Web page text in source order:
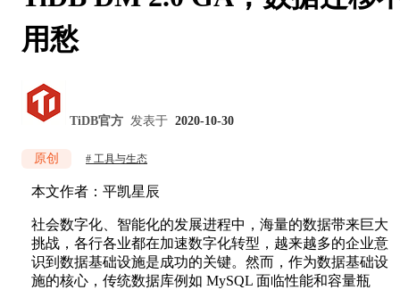
用愁
TiDB官方 发表于 2020-10-30
原创 工具与生态
本文作者：平凯星辰
社会数字化、智能化的发展进程中，海量的数据带来巨大
挑战，各行各业都在加速数字化转型，越来越多的企业意
识到数据基础设施是成功的关键。然而，作为数据基础设
施的核心，传统数据库例如 MySQL 面临性能和容量瓶